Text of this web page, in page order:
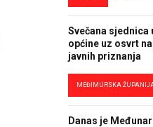
Svečana sjednica
općine uz osvrt
javnih priznanja
MEĐIMURSKA
Danas je